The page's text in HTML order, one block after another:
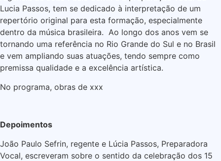
Lucia Passos, tem se dedicado à interpretação de um
repertório original para esta formação, especialmente
dentro da música brasileira. Ao longo dos anos vem se
tornando uma referência no Rio Grande do Sul e no Brasil
e vem ampliando suas atuações, tendo sempre como
premissa qualidade e a excelência artística.
No programa, obras de xxx
Depoimentos
João Paulo Sefrin, regente e Lúcia Passos, Preparadora
Vocal, escreveram sobre o sentido da celebração dos 15